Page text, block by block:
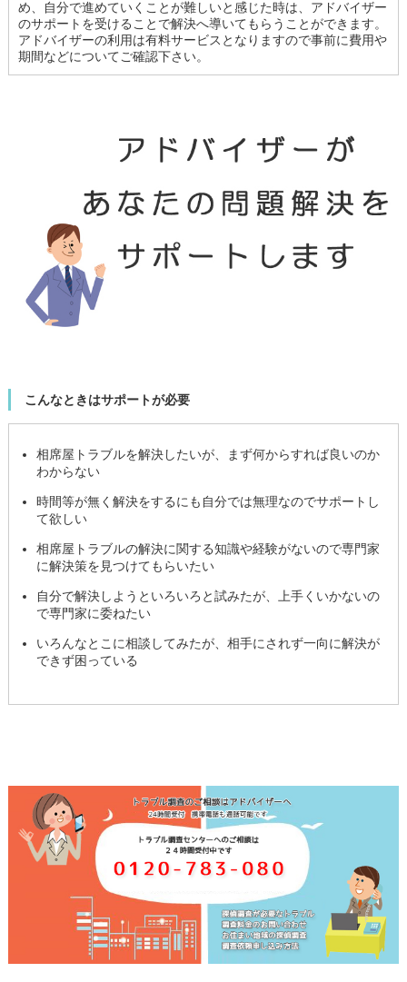
め、自分で進めていくことが難しいと感じた時は、アドバイザー
のサポートを受けることで解決へ導いてもらうことができます。
アドバイザーの利用は有料サービスとなりますので事前に費用や
期間などについてご確認下さい。
こんなときはサポートが必要
相席屋トラブルを解決したいが、まず何からすれば良いのか
わからない
時間等が無く解決をするにも自分では無理なのでサポートし
て欲しい
相席屋トラブルの解決に関する知識や経験がないので専門家
に解決策を見つけてもらいたい
自分で解決しようといろいろと試みたが、上手くいかないの
で専門家に委ねたい
いろんなとこに相談してみたが、相手にされず一向に解決が
できず困っている